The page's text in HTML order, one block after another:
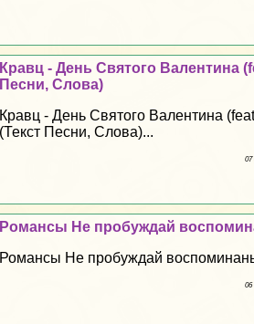
Кравц - День Святого Валентина
Песни, Слова)
Кравц - День Святого Валентина
(Текст Песни, Слова)...
07
Романсы Не пробуждай
Романсы Не пробуждай
06